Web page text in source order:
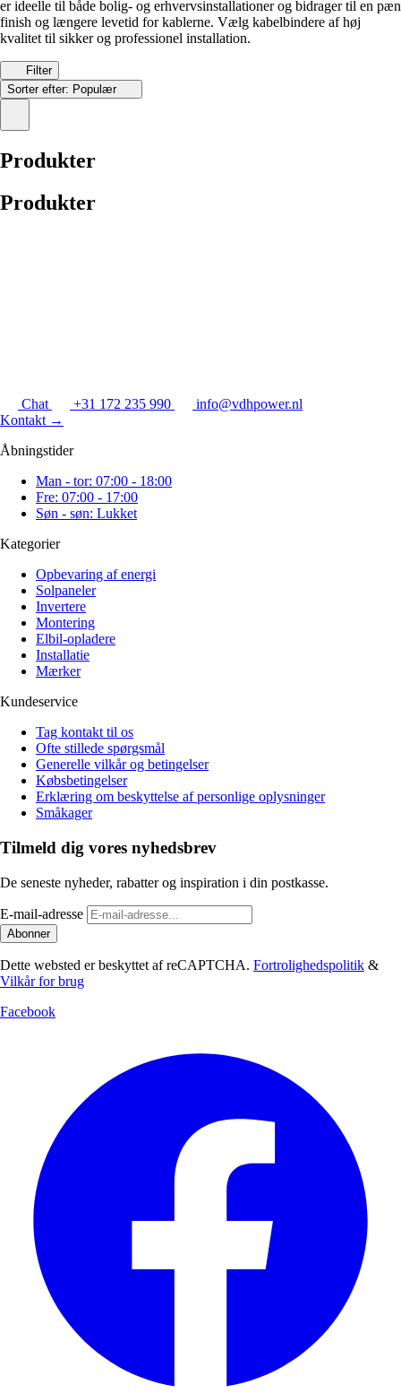
er ideelle til både bolig- og erhvervsinstallationer og bidrager til en pæn
finish og længere levetid for kablerne. Vælg kabelbindere af høj
kvalitet til sikker og professionel installation.
Filter
Sorter efter: Populær
Produkter
Produkter
Chat +31 172 235 990
info@vdhpower.nl
Kontakt →
Åbningstider
Man - tor: 07:00 - 18:00
Fre: 07:00 - 17:00
Søn - søn: Lukket
Kategorier
Opbevaring af energi
Solpaneler
Invertere
Montering
Elbil-opladere
Installatie
Mærker
Kundeservice
Tag kontakt til os
Ofte stillede spørgsmål
Generelle vilkår og betingelser
Købsbetingelser
Erklæring om beskyttelse af personlige oplysninger
Småkager
Tilmeld dig vores nyhedsbrev
De seneste nyheder, rabatter og inspiration i din postkasse.
E-mail-adresse
Abonner
Dette websted er beskyttet af reCAPTCHA. Fortrolighedspolitik &
Vilkår for brug
Facebook